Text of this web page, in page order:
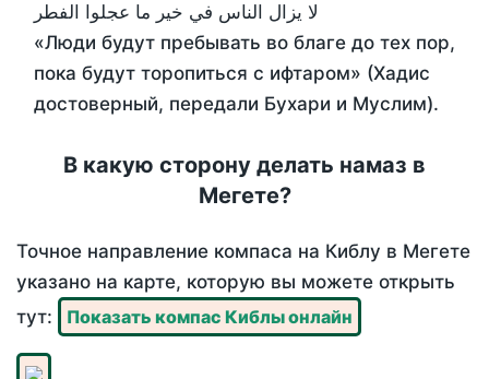
لا يزال الناس في خير ما عجلوا الفطر
«Люди будут пребывать во благе до тех пор,
пока будут торопиться с ифтаром» (Хадис
достоверный, передали Бухари и Муслим).
В какую сторону делать намаз в
Мегете?
Точное направление компаса на Киблу в Мегете
указано на карте, которую вы можете открыть
тут:
Показать компас Киблы онлайн